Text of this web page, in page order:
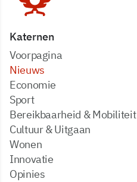
Katernen
Voorpagina
Nieuws
Economie
Sport
Bereikbaarheid & Mobiliteit
Cultuur & Uitgaan
Wonen
Innovatie
Opinies